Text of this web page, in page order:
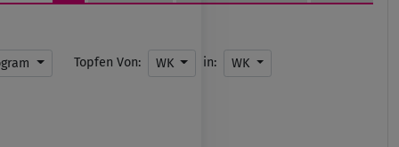
Topfen Von: WK in: WK